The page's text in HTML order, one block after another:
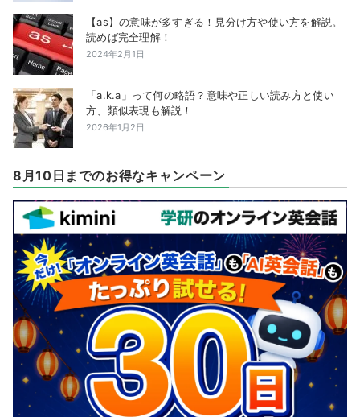
【as】の意味が多すぎる！見分け方や使い方を解説。
読めば完全理解！
2024年2月1日
「a.k.a」って何の略語？意味や正しい読み方と使い
方、類似表現も解説！
2026年1月2日
8月10日までのお得なキャンペーン